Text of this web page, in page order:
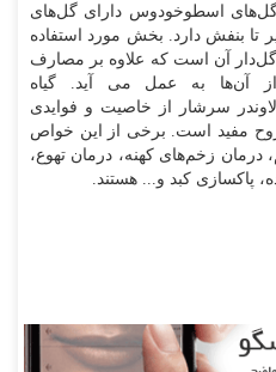
اسطوخودوس دارای گل‌های
بنفش دارد. بخش مورد استفاده
آن است که علاوه بر مصارف
آن‌ها به عمل می آید. گیاه
سرشار از خاصیت و فوایدی
مفید است. برخی از این خواص
درمان زخم‌های کهنه، درمان تهوع،
پاکسازی کبد و... هستند.